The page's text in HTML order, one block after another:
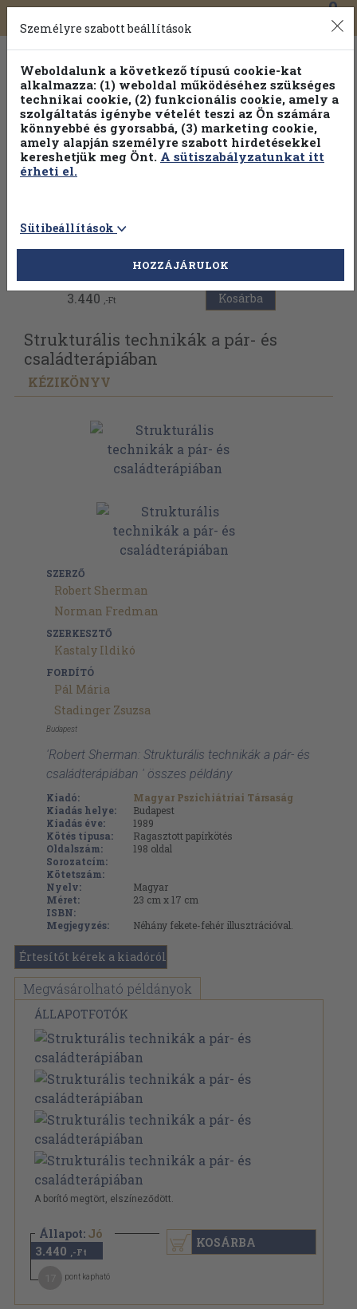
Toggle
navigation
0
Válogasson több mint 30 000 kötet közül
Hobbi témakörökben20% kedvezménnyel!
Vissza az előző oldalra
3.440 ,-Ft Kosárba
Strukturális technikák a pár- és
családterápiában
KÉZIKÖNYV
SZERZŐ
Robert Sherman
Norman Fredman
SZERKESZTŐ
Kastaly Ildikó
FORDÍTÓ
Pál Mária
Stadinger Zsuzsa
Budapest
'Robert Sherman: Strukturális technikák a pár- és
családterápiában ' összes példány
Kiadó:
Magyar Pszichiátriai Társaság
Kiadás helye:
Budapest
Kiadás éve:
1989
Kötés típusa:
Ragasztott papírkötés
Oldalszám:
198 oldal
Sorozatcím:
Kötetszám:
Nyelv:
Magyar
Méret:
23 cm x 17 cm
ISBN:
Megjegyzés:
Néhány fekete-fehér illusztrációval.
Értesítőt kérek a kiadóról
Megvásárolható példányok
ÁLLAPOTFOTÓK
A borító megtört, elszíneződött.
Állapot: Jó
3.440 ,-Ft
pont kapható
KOSÁRBA
Személyre szabott beállítások
Weboldalunk a következő típusú cookie-kat
alkalmazza: (1) weboldal működéséhez szükséges
technikai cookie, (2) funkcionális cookie, amely a
szolgáltatás igénybe vételét teszi az Ön számára
könnyebbé és gyorsabbá, (3) marketing cookie,
amely alapján személyre szabott hirdetésekkel
kereshetjük meg Önt. A sütiszabályzatunkat itt
érheti el.
Sütibeállítások
HOZZÁJÁRULOK